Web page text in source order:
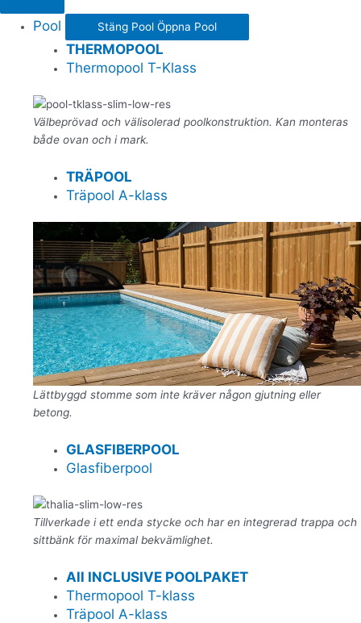
Pool Stäng Pool Öppna Pool
THERMOPOOL
Thermopool T-Klass
Välbeprövad och välisolerad poolkonstruktion. Kan monteras
både ovan och i mark.
TRÄPOOL
Träpool A-klass
Lättbyggd stomme som inte kräver någon gjutning eller
betong.
GLASFIBERPOOL
Glasfiberpool
Tillverkade i ett enda stycke och har en integrerad trappa och
sittbänk för maximal bekvämlighet.
All INCLUSIVE POOLPAKET
Thermopool T-klass
Träpool A-klass